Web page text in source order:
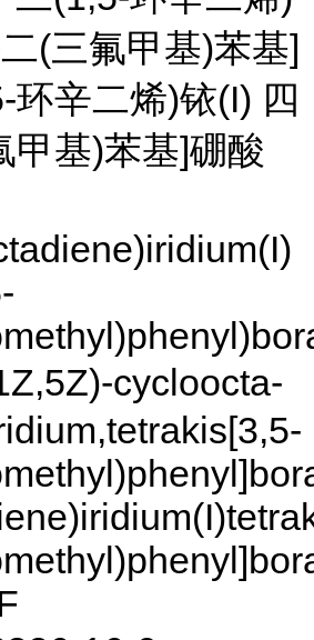
(三氟甲基)苯基]
环辛二烯)铱(I) 四
甲基)苯基]硼酸
cycloocta-